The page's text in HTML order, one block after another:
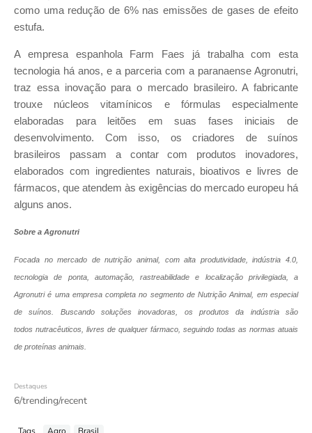
como uma redução de 6% nas emissões de gases de efeito
estufa.
A empresa espanhola Farm Faes já trabalha com esta
tecnologia há anos, e a parceria com a paranaense Agronutri,
traz essa inovação para o mercado brasileiro. A fabricante
trouxe núcleos vitamínicos e fórmulas especialmente
elaboradas para leitões em suas fases iniciais de
desenvolvimento. Com isso, os criadores de suínos
brasileiros passam a contar com produtos inovadores,
elaborados com ingredientes naturais, bioativos e livres de
fármacos, que atendem às exigências do mercado europeu há
alguns anos.
Sobre a Agronutri
Focada no mercado de nutrição animal, com alta produtividade, indústria 4.0,
tecnologia de ponta, automação, rastreabilidade e localização privilegiada, a
Agronutri é uma empresa completa no segmento de Nutrição Animal, em especial
de suínos. Buscando soluções inovadoras, os produtos da indústria são
todos nutracêuticos, livres de qualquer fármaco, seguindo todas as normas atuais
de proteínas animais.
Destaques
6/trending/recent